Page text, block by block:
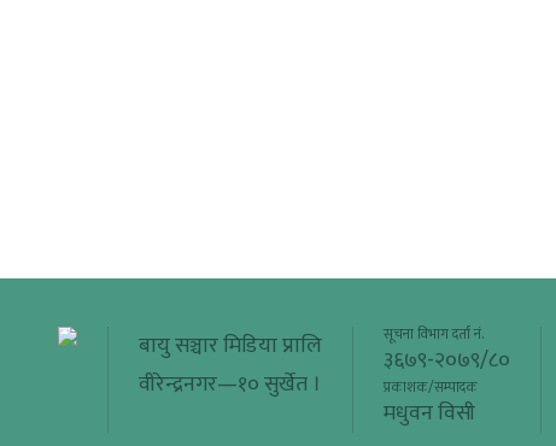
बायु सञ्चार मिडिया प्रालि
वीरेन्द्रनगर—१० सुर्खेत ।
सूचना विभाग दर्ता नं.
३६७९-२०७९/८०
प्रकाशक/सम्पादक
मधुवन विसी